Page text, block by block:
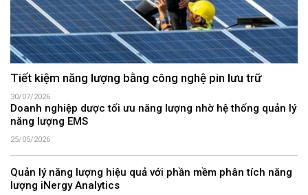
Tiết kiệm năng lượng bằng công nghệ pin lưu trữ
30/07/2026
Doanh nghiệp dược tối ưu năng lượng nhờ hệ thống quản lý
năng lượng EMS
25/05/2026
Quản lý năng lượng hiệu quả với phần mềm phân tích năng
lượng iNergy Analytics